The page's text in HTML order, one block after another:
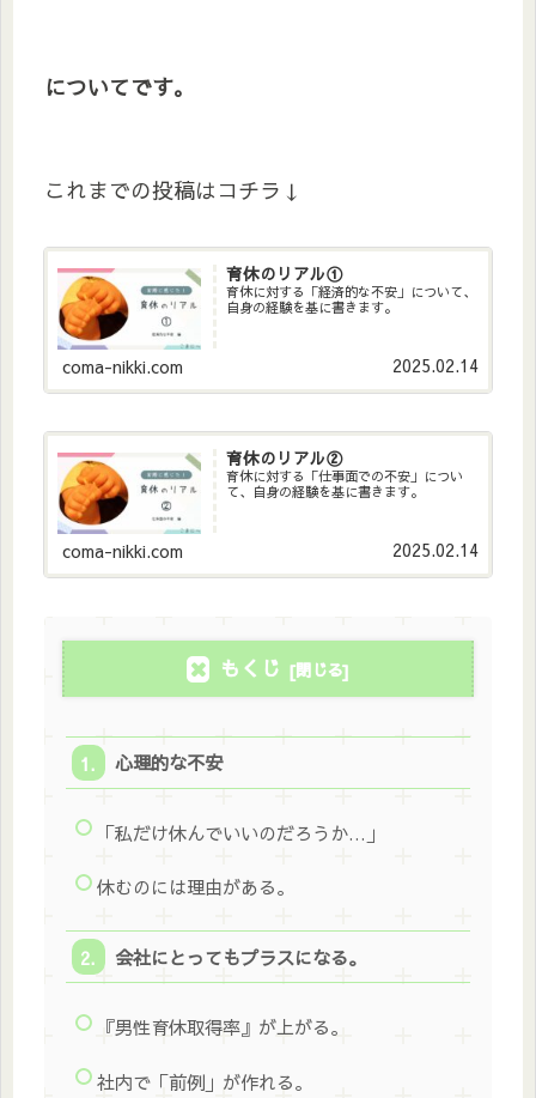
についてです。
これまでの投稿はコチラ↓
育休のリアル①
育休に対する「経済的な不安」について、
自身の経験を基に書きます。
coma-nikki.com 2025.02.14
育休のリアル②
育休に対する「仕事面での不安」につい
て、自身の経験を基に書きます。
coma-nikki.com 2025.02.14
もくじ
心理的な不安
「私だけ休んでいいのだろうか…」
休むのには理由がある。
会社にとってもプラスになる。
『男性育休取得率』が上がる。
社内で「前例」が作れる。